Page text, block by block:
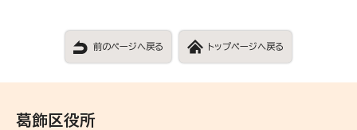
前のページへ戻る トップページへ戻る
葛飾区役所